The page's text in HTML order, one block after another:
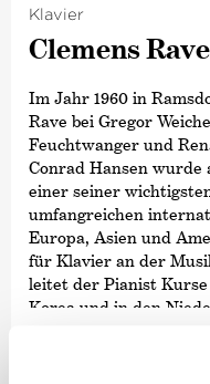
Klavier
Clemens Rave
Im Jahr 1960 in
Rave bei Gregor
Feuchtwanger und
Conrad Hansen wurde
einer seiner
umfangreichen
Europa, Asien und
für Klavier an der
leitet der Pianist
Korea und in den
Clemens Rave hat